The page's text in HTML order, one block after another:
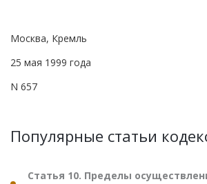
Москва, Кремль
25 мая 1999 года
N 657
Популярные статьи
Статья 10. Пределы